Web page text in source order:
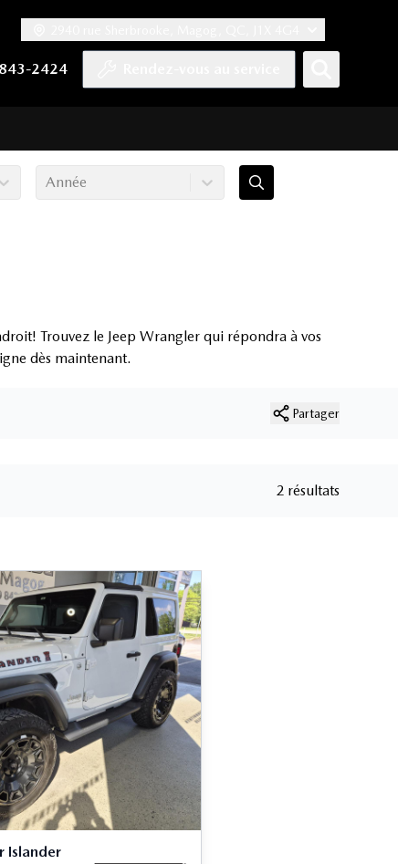
2424
TwitterYouTube
compte Tiktok
notre compte LinkedIn
vers notre compte Instagram
Année
Trouvez le Jeep Wrangler qui répondra à vos
dès maintenant.
Partager
2 résultats
Islander